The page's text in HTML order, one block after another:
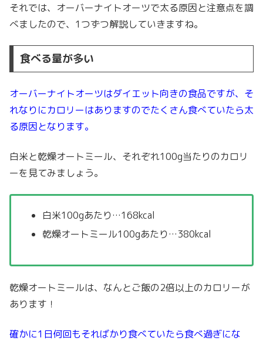
それでは、オーバーナイトオーツで太る原因と注意点を調
べましたので、1つずつ解説していきますね。
食べる量が多い
オーバーナイトオーツはダイエット向きの食品ですが、そ
れなりにカロリーはありますのでたくさん食べていたら太
る原因となります。
白米と乾燥オートミール、それぞれ100g当たりのカロリ
ーを見てみましょう。
白米100gあたり…168kcal
乾燥オートミール100gあたり…380kcal
乾燥オートミールは、なんとご飯の2倍以上のカロリーが
あります！
確かに1日何回もそればかり食べていたら食べ過ぎにな